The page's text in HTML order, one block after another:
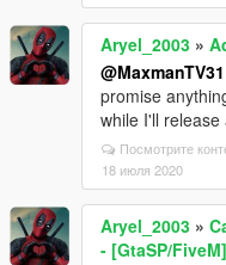
Aryel_2003 »
@MaxmanTV31
promise
while I'll release
Посмотрите
18 июля 2020
Aryel_2003 »
- [GtaSP/